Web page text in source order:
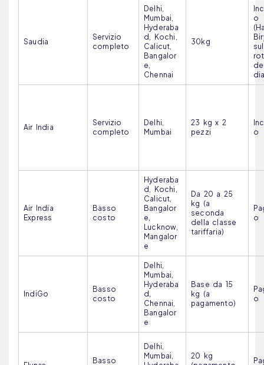
Saudia
Servizio
completo
Delhi,
Mumbai,
Hyderaba
d, Kochi,
Calicut,
Bangalor
e,
Chennai
30kg
o
Air India
Servizio
completo
Delhi,
Mumbai
23 kg x 2
pezzi
o
Air India
Express
Basso
costo
Hyderaba
d, Kochi,
Calicut,
Bangalor
e,
Lucknow,
Mangalor
e
Da 20 a 25
kg (a
seconda
della classe
tariffaria)
o
IndiGo
Basso
costo
Delhi,
Mumbai,
Hyderaba
d,
Chennai,
Bangalor
e
Base da 15
kg (a
pagamento)
o
Basso
Delhi,
Mumbai,
20 kg